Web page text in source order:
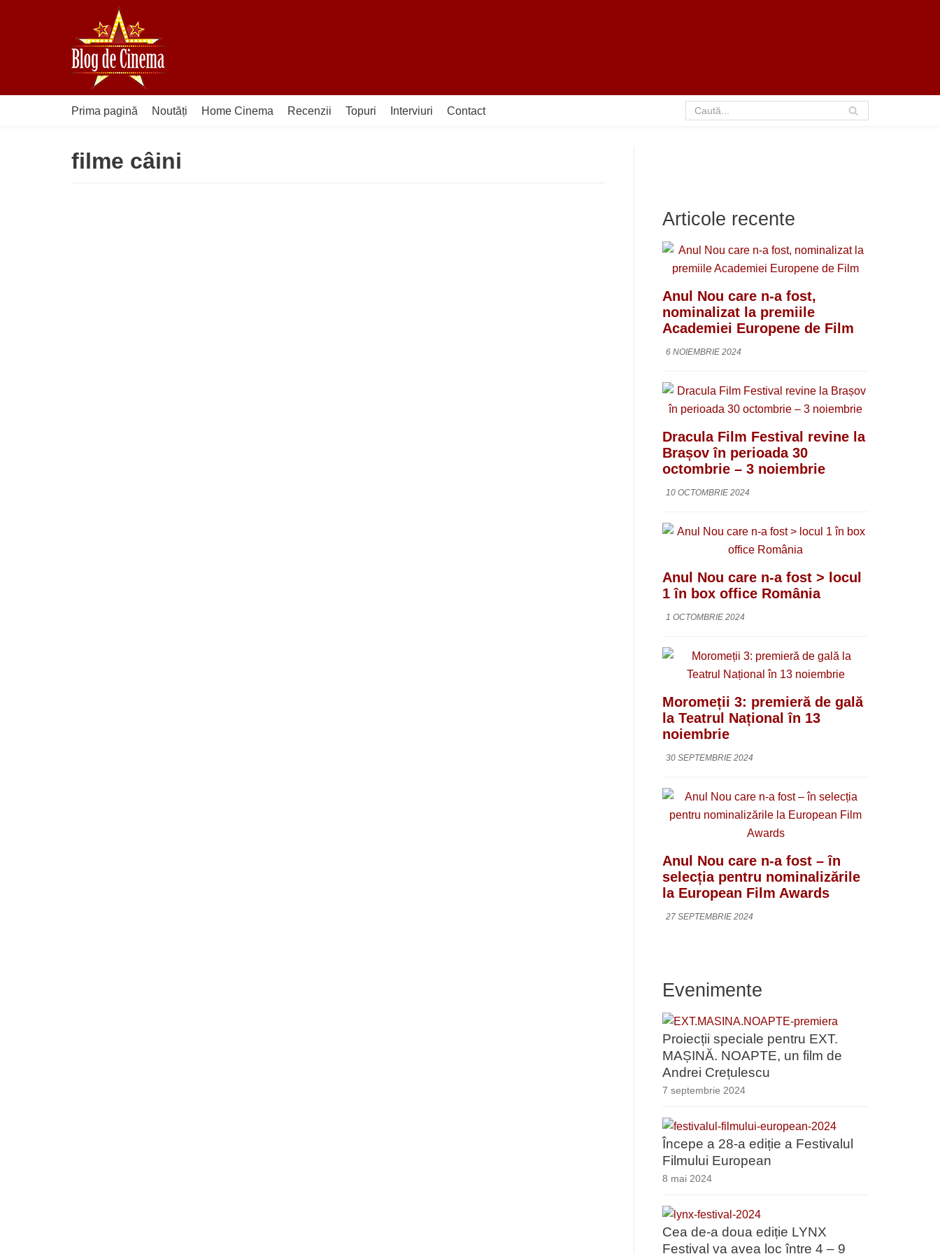
Prima pagină Noutăți Home Cinema Recenzii Topuri Interviuri Contact
filme câini
Articole recente
Anul Nou care n-a fost,
nominalizat la premiile
Academiei Europene de Film
6 NOIEMBRIE 2024
Dracula Film Festival revine la
Brașov în perioada 30
octombrie – 3 noiembrie
10 OCTOMBRIE 2024
Anul Nou care n-a fost > locul
1 în box office România
1 OCTOMBRIE 2024
Moromeții 3: premieră de gală
la Teatrul Național în 13
noiembrie
30 SEPTEMBRIE 2024
Anul Nou care n-a fost – în
selecția pentru nominalizările
la European Film Awards
27 SEPTEMBRIE 2024
Evenimente
Proiecții speciale pentru EXT.
MAȘINĂ. NOAPTE, un film de
Andrei Crețulescu
7 septembrie 2024
Începe a 28-a ediție a Festivalul
Filmului European
8 mai 2024
Cea de-a doua ediție LYNX
Festival va avea loc între 4 – 9